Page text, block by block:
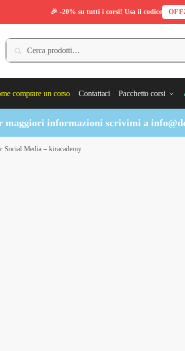
Cerca:
Cerca
comprare un corso Contattaci Pacchetto corsi
maggiori informazioni scrivimi a
Social Media – kiracademy
🎉 -20% su tutti i corsi! Usa il codice